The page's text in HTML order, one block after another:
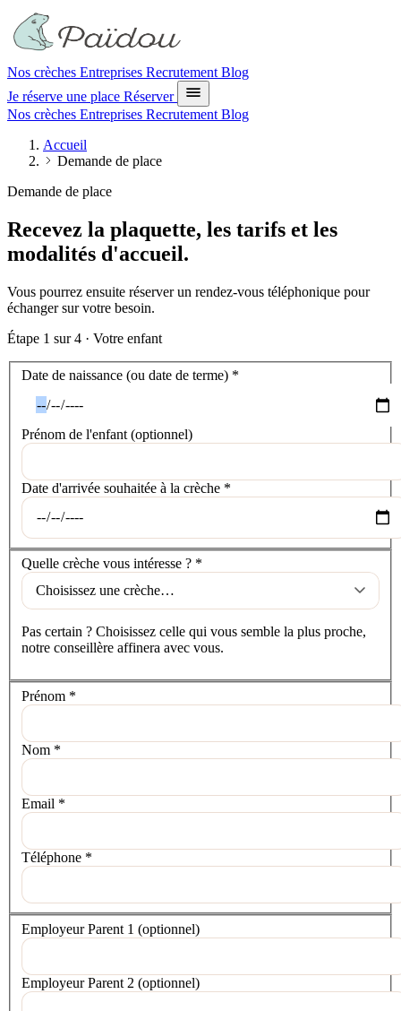
Nos crèches Entreprises Recrutement Blog
Je réserve une place Réserver
Nos crèches Entreprises Recrutement Blog
Accueil
Demande de place
Demande de place
Recevez la plaquette, les tarifs et les
modalités d'accueil.
Vous pourrez ensuite réserver un rendez-vous téléphonique pour
échanger sur votre besoin.
Étape 1 sur 4 · Votre enfant
Votre enfant
Date de naissance (ou date de terme) *
Prénom de l'enfant (optionnel)
Date d'arrivée souhaitée à la crèche *
La crèche
Quelle crèche vous intéresse ? *
Pas certain ? Choisissez celle qui vous semble la plus proche,
notre conseillère affinera avec vous.
Vos coordonnées
Prénom *
Nom *
Email *
Téléphone *
Votre situation
Employeur Parent 1 (optionnel)
Employeur Parent 2 (optionnel)